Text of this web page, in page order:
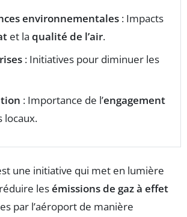
environnementales : Impacts
et la qualité de l’air.
: Initiatives pour diminuer les
: Importance de l’engagement
locaux.
une initiative qui met en lumière
lesémissions de gaz à effet
par l’aéroport de manière